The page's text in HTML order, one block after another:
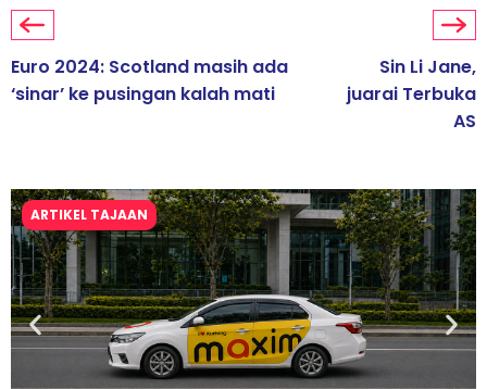
Euro 2024: Scotland masih ada
‘sinar’ ke pusingan kalah mati
Sin Li Jane,
juarai Terbuka
AS
ARTIKEL TAJAAN